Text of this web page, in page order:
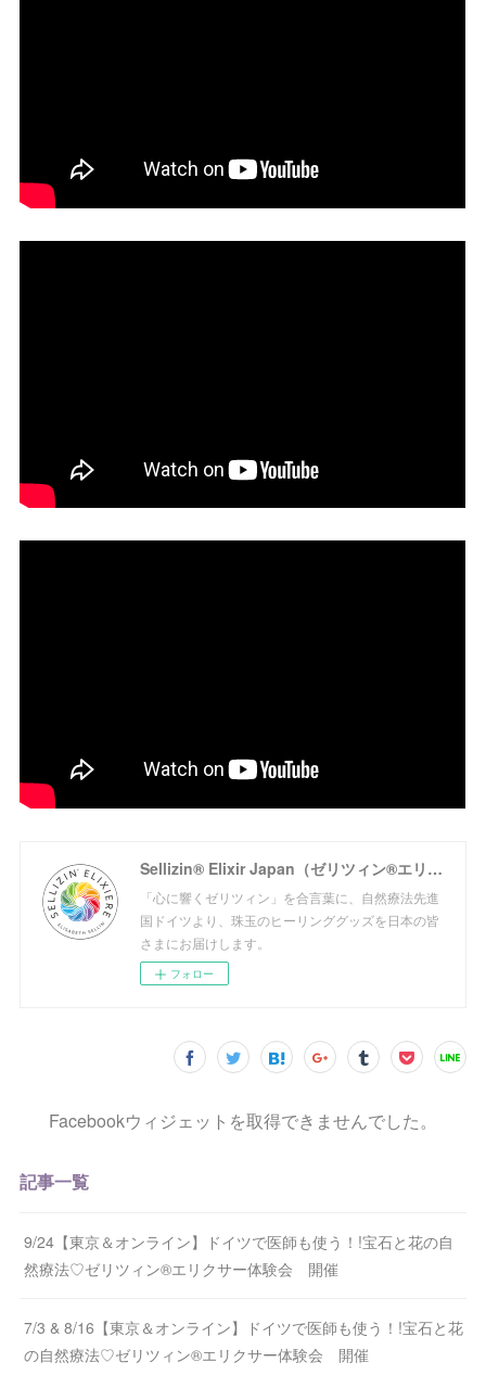
Sellizin® Elixir Japan（ゼリツィン®エリクサージャパン公式サイト）
「心に響くゼリツィン」を合言葉に、自然療法先進
国ドイツより、珠玉のヒーリンググッズを日本の皆
さまにお届けします。
フォロー
Facebookウィジェットを取得できませんでした。
記事一覧
9/24【東京＆オンライン】ドイツで医師も使う！!宝石と花の自
然療法♡ゼリツィン®エリクサー体験会 開催
7/3 & 8/16【東京＆オンライン】ドイツで医師も使う！!宝石と花
の自然療法♡ゼリツィン®エリクサー体験会 開催